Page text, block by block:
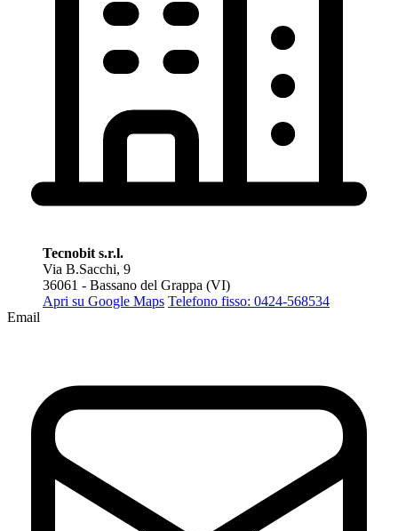
Tecnobit s.r.l.
Via B.Sacchi, 9
36061 - Bassano del Grappa (VI)
Apri su Google Maps Telefono fisso: 0424-568534
Email